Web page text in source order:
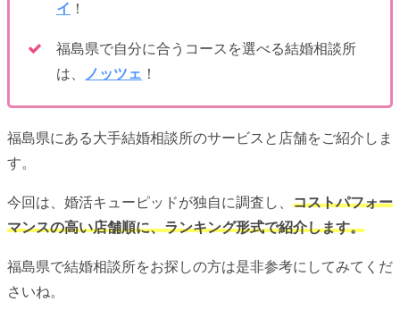
イ ！
福島県で自分に合うコースを選べる結婚相談所
は、
ノッツェ ！
福島県にある大手結婚相談所のサービスと店舗をご紹介しま
す。
今回は、婚活キューピッドが独自に調査し、 コストパフォー
マンスの高い店舗順に、ランキング形式で紹介します。
福島県で結婚相談所をお探しの方は是非参考にしてみてくだ
さいね。